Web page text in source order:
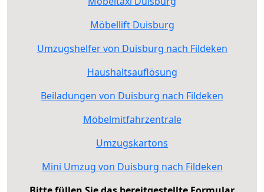
Möbellift Duisburg
Umzugshelfer von Duisburg nach Fildeken
Haushaltsauflösung
Beiladungen von Duisburg nach Fildeken
Möbelmitfahrzentrale
Umzugskartons
Mini Umzug von Duisburg nach Fildeken